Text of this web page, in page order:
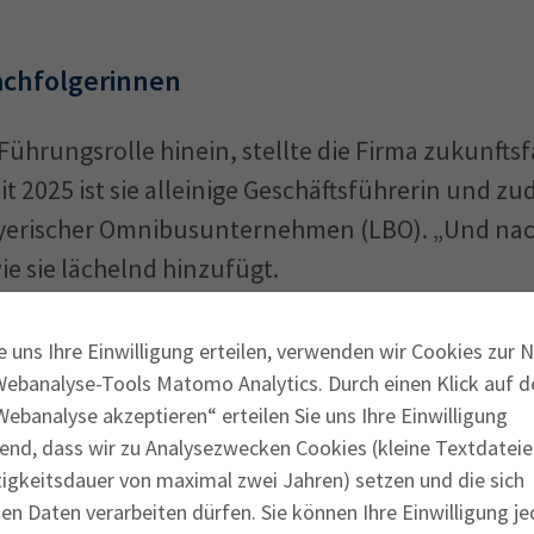
uns Ihre Einwilligung erteilen, verwenden wir Cookies zur
Tools Matomo Analytics. Durch einen Klick auf
akzeptieren“ erteilen Sie uns Ihre Einwilligung
dass wir zu Analysezwecken Cookies (kleine
von maximal zwei Jahren) setzen und die sich
Daten verarbeiten dürfen. Sie können Ihre Einwilligung
hinein, stellte die Firma
2025 ist sie alleinige Geschäftsführerin und
Omnibusunternehmen (LBO). „Und
sie lächelnd hinzufügt.
weiterhin eine Ausnahme. Bundesweit sind
in Bayern sogar nur 14 Prozent, ermittelte
des KompetenzCentrums für
in Essen. Doch es scheint sich etwas zu
Das zeigt die im März 2026